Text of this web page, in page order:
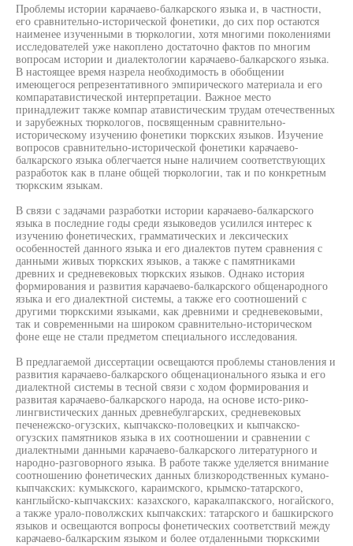
Проблемы истории карачаево-балкарского языка и, в частности,
его сравнительно-исторической фонетики, до сих пор остаются
наименее изученными в тюркологии, хотя многими поколениями
исследователей уже накоплено достаточно фактов по многим
вопросам истории и диалектологии карачаево-балкарского языка.
В настоящее время назрела необходимость в обобщении
имеющегося репрезентативного эмпирического материала и его
компаратавистической интерпретации. Важное место
принадлежит также компар атавистическим трудам отечественных
и зарубежных тюркологов, посвященным сравнительно-
историческому изучению фонетики тюркских языков. Изучение
вопросов сравнительно-исторической фонетики карачаево-
балкарского языка облегчается ныне наличием соответствующих
разработок как в плане общей тюркологии, так и по конкретным
тюркским языкам.
В связи с задачами разработки истории карачаево-балкарского
языка в последние годы среди языковедов усилился интерес к
изучению фонетических, грамматических и лексических
особенностей данного языка и его диалектов путем сравнения с
данными живых тюркских языков, а также с памятниками
древних и средневековых тюркских языков. Однако история
формирования и развития карачаево-балкарского общенародного
языка и его диалектной системы, а также его соотношений с
другими тюркскими языками, как древними и средневековыми,
так и современными на широком сравнительно-историческом
фоне еще не стали предметом специального исследования.
В предлагаемой диссертации освещаются проблемы становления и
развития карачаево-балкарского общенационального языка и его
диалектной системы в тесной связи с ходом формирования и
развитая карачаево-балкарского народа, на основе исто-рико-
лингвистических данных древнебулгарских, средневековых
печенежско-огузских, кыпчакско-половецких и кыпчакско-
огузских памятников языка в их соотношении и сравнении с
диалектными данными карачаево-балкарского литературного и
народно-разговорного языка. В работе также уделяется внимание
соотношению фонетических данных близкородственных кумано-
кыпчакских: кумыкского, караимского, крымско-татарского,
канглыйско-кыпчакских: казахского, каракалпакского, ногайского,
а также урало-поволжских кыпчакских: татарского и башкирского
языков и освещаются вопросы фонетических соответствий между
карачаево-балкарским языком и более отдаленными тюркскими